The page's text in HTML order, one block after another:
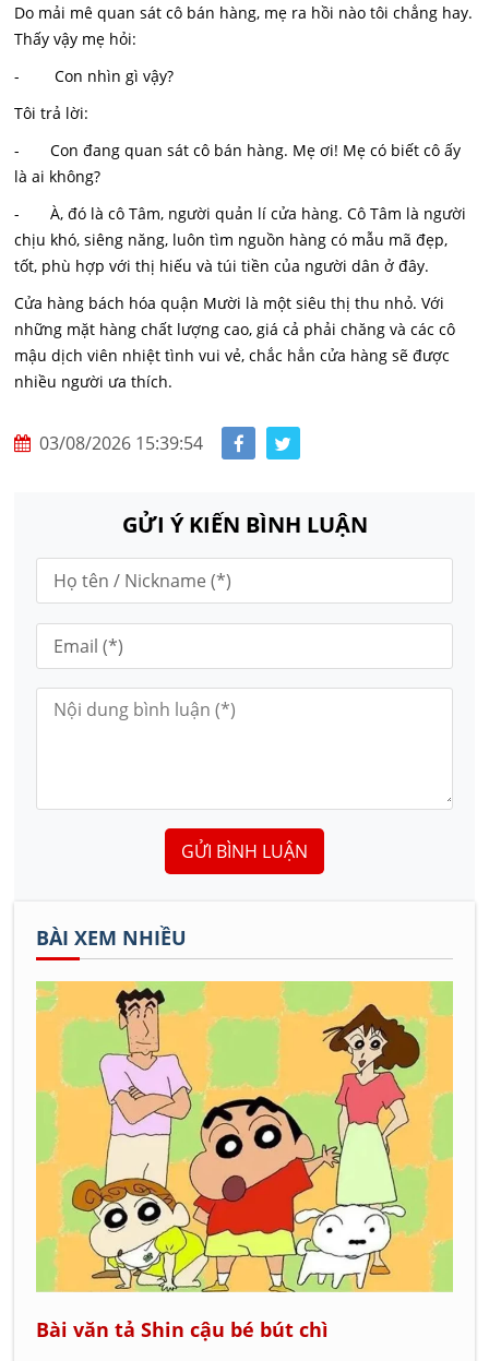
Do mải mê quan sát cô bán hàng, mẹ ra hồi nào tôi chẳng hay.
Thấy vậy mẹ hỏi:
- Con nhìn gì vậy?
Tôi trả lời:
- Con đang quan sát cô bán hàng. Mẹ ơi! Mẹ có biết cô ấy
là ai không?
- À, đó là cô Tâm, người quản lí cửa hàng. Cô Tâm là người
chịu khó, siêng năng, luôn tìm nguồn hàng có mẫu mã đẹp,
tốt, phù hợp với thị hiếu và túi tiền của người dân ở đây.
Cửa hàng bách hóa quận Mười là một siêu thị thu nhỏ. Với
những mặt hàng chất lượng cao, giá cả phải chăng và các cô
mậu dịch viên nhiệt tình vui vẻ, chắc hẳn cửa hàng sẽ được
nhiều người ưa thích.
03/08/2026 15:39:54
GỬI Ý KIẾN BÌNH LUẬN
GỬI BÌNH LUẬN
BÀI XEM NHIỀU
Bài văn tả Shin cậu bé bút chì